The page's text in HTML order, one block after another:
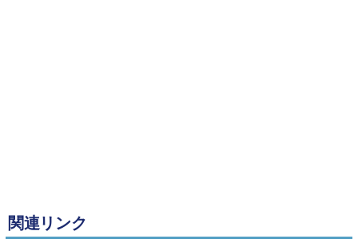
関連リンク